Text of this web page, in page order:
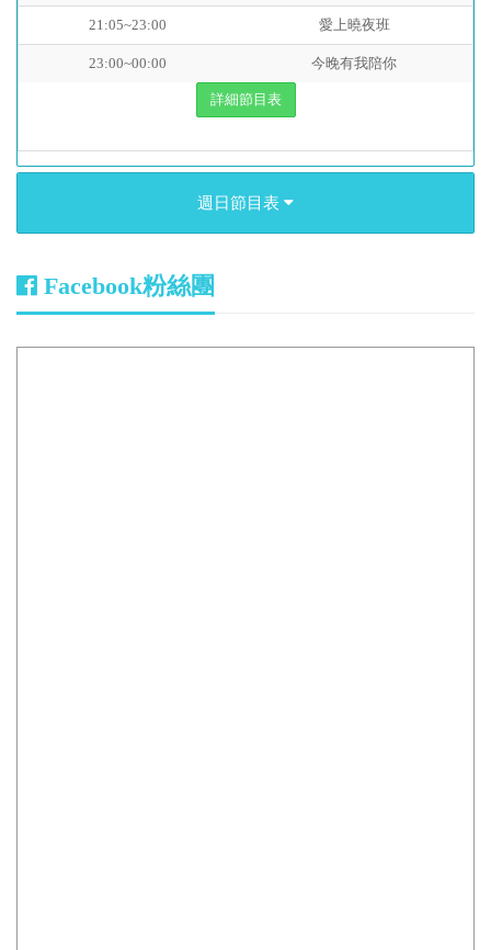
21:05~23:00 愛上曉夜班
23:00~00:00 今晚有我陪你
詳細節目表
週日節目表
Facebook粉絲團